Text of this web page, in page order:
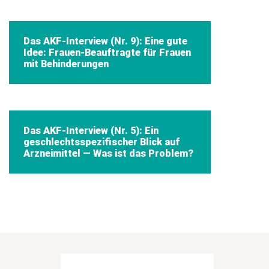
Das AKF-Interview (Nr. 9): Eine gute
Idee: Frauen-Beauftragte für Frauen
mit Behinderungen
Das AKF-Interview (Nr. 5): Ein
geschlechtsspezifischer Blick auf
Arzneimittel — Was ist das Problem?